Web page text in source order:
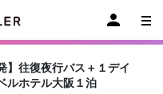
】往復夜行バス＋１デイ
ルホテル大阪１泊